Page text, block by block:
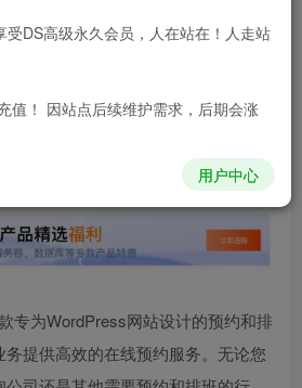
不妥之处，请第一时间联系我们删
收集，仅供学习和交流，请勿用于商业
，请第一时间联系我们删除！
专为WordPress网站设计的预约和排
提供高效的在线预约服务。无论您
DS高级永久会员，人在站在！人走站
值！ 因站点后续维护需求，后期会涨
用户中心